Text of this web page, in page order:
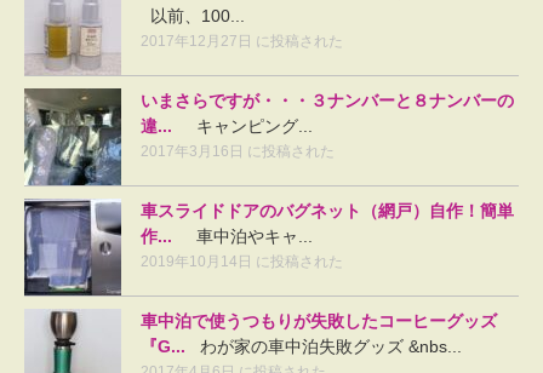
以前、100...
2017年12月27日 に投稿された
いまさらですが・・・３ナンバーと８ナンバーの
違...
キャンピング...
2017年3月16日 に投稿された
車スライドドアのバグネット（網戸）自作！簡単
作...
車中泊やキャ...
2019年10月14日 に投稿された
車中泊で使うつもりが失敗したコーヒーグッズ
『G...
わが家の車中泊失敗グッズ &nbs...